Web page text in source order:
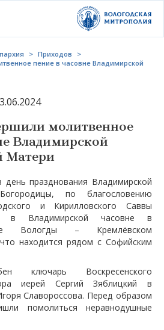
> Приходов
>
пение в часовне Владимирской
молитвенное
Владимирской
Матери
празднования Владимирской
по благословению
и Кирилловского Саввы
в Владимирской часовне в
Вологды – Кремлёвском
находится рядом с Софийским
ключарь Воскресенского
иерей Сергий Зяблицкий в
Славороссова. Перед образом
помолиться неравнодушные